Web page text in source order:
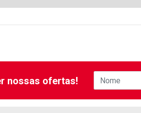
nossas ofertas!